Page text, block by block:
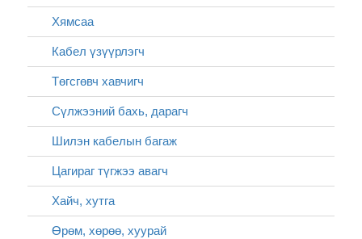
Хямсаа
Кабел үзүүрлэгч
Төгсгөвч хавчигч
Сүлжээний бахь, дарагч
Шилэн кабелын багаж
Цагираг түгжээ авагч
Хайч, хутга
Өрөм, хөрөө, хуурай